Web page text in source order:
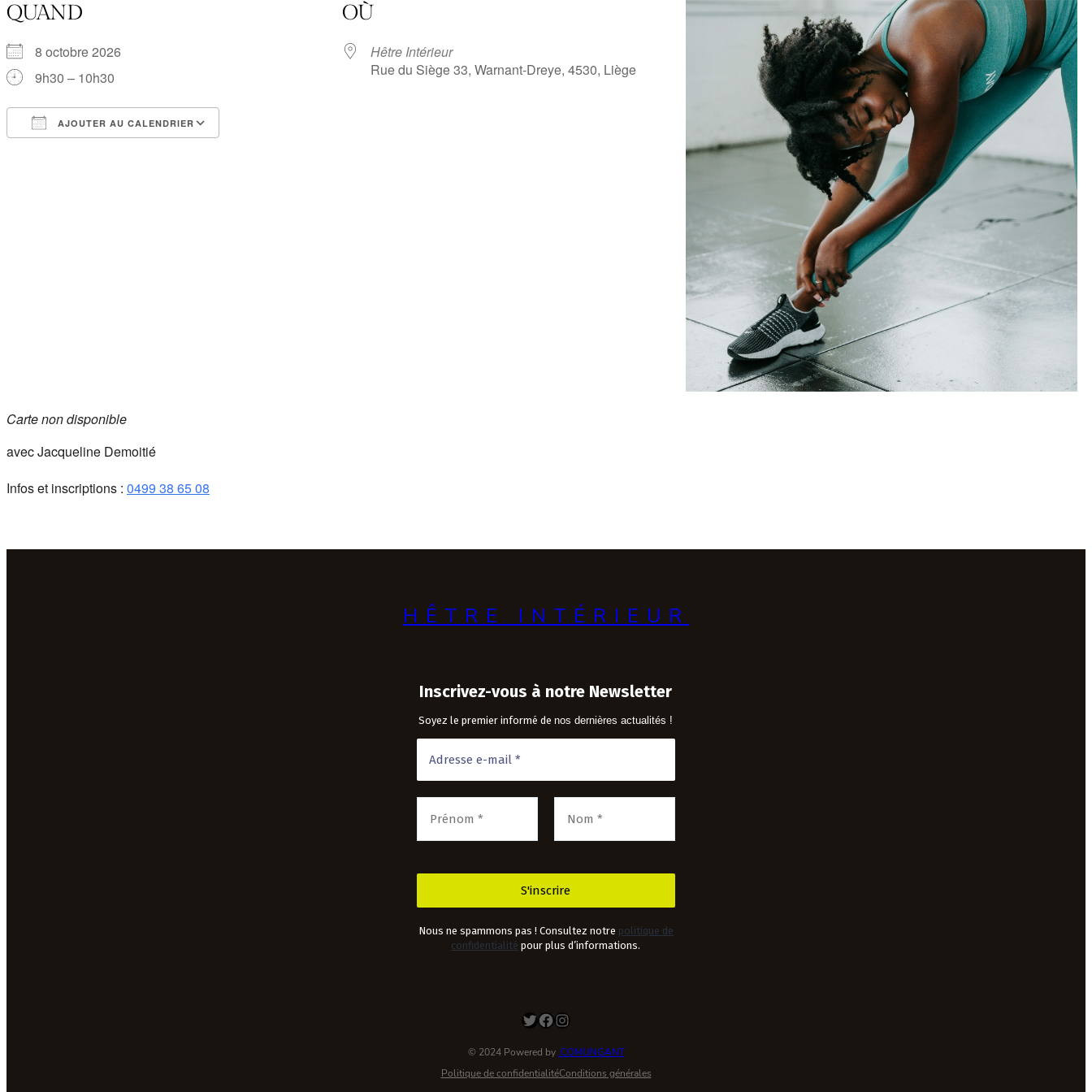
QUAND
8 octobre 2026
9h30 – 10h30
AJOUTER AU CALENDRIER
Office 365 Outlook Live
OÙ
Hêtre Intérieur
Rue du Siège 33, Warnant-Dreye, 4530, Liège
Carte non disponible
avec Jacqueline Demoitié
Infos et inscriptions : 0499 38 65 08
HÊTRE INTÉRIEUR
Inscrivez-vous à notre Newsletter
Soyez le premier informé denos dernières actualités !
Nous ne spammons pas ! Consultez notre politique de
confidentialité pour plus d’informations.
Twitter Facebook Instagram
© 2024 Powered by.COMUNGANT
Politique de confidentialitéConditions générales